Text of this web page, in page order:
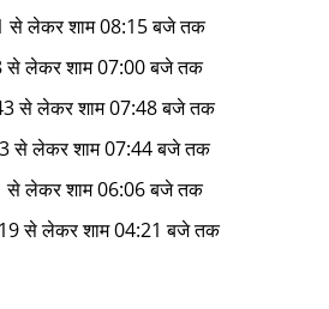
से लेकर शाम 08:15 बजे तक
से लेकर शाम 07:00 बजे तक
से लेकर शाम 07:48 बजे तक
से लेकर शाम 07:44 बजे तक
से लेकर शाम 06:06 बजे तक
से लेकर शाम 04:21 बजे तक